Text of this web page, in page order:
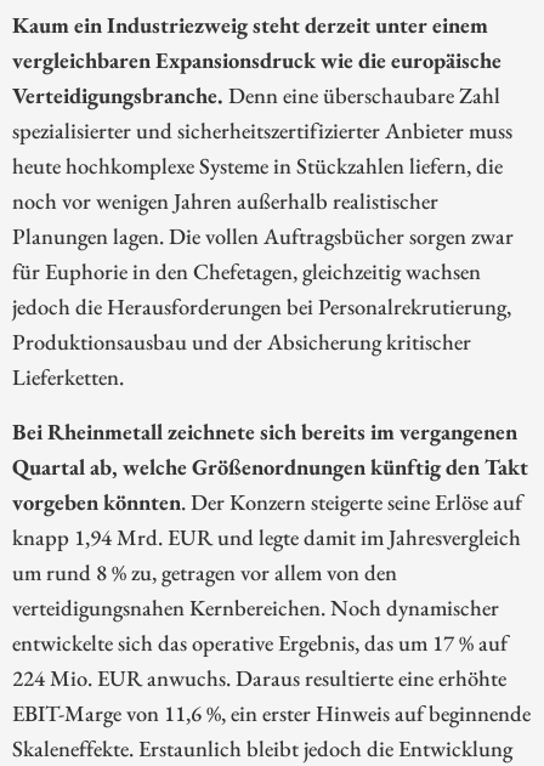
Kaum ein Industriezweig steht derzeit unter einem
vergleichbaren Expansionsdruck wie die europäische
Verteidigungsbranche. Denn eine überschaubare Zahl
spezialisierter und sicherheitszertifizierter Anbieter muss
heute hochkomplexe Systeme in Stückzahlen liefern, die
noch vor wenigen Jahren außerhalb realistischer
Planungen lagen. Die vollen Auftragsbücher sorgen zwar
für Euphorie in den Chefetagen, gleichzeitig wachsen
jedoch die Herausforderungen bei Personalrekrutierung,
Produktionsausbau und der Absicherung kritischer
Lieferketten.
Bei Rheinmetall zeichnete sich bereits im vergangenen
Quartal ab, welche Größenordnungen künftig den Takt
vorgeben könnten. Der Konzern steigerte seine Erlöse auf
knapp 1,94 Mrd. EUR und legte damit im Jahresvergleich
um rund 8 % zu, getragen vor allem von den
verteidigungsnahen Kernbereichen. Noch dynamischer
entwickelte sich das operative Ergebnis, das um 17 % auf
224 Mio. EUR anwuchs. Daraus resultierte eine erhöhte
EBIT-Marge von 11,6 %, ein erster Hinweis auf beginnende
Skaleneffekte. Erstaunlich bleibt jedoch die Entwicklung